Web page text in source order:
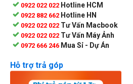
0922 022 022 Hotline HCM
0922 882 662 Hotline HN
0922 022 022 Tư Vấn Macbook
0922 022 022 Tư Vấn Máy Ảnh
0972 666 246 Mua Sỉ - Dự Án
Hỗ trợ trả góp